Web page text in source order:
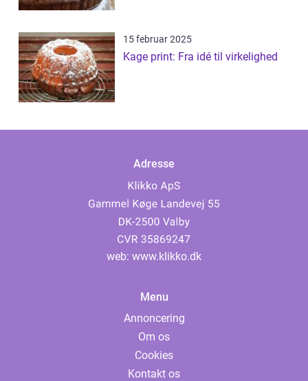
15 februar 2025
Kage print: Fra idé til virkelighed
Adresse
web: www.klikko.dk
Menu
Annoncering
Om os
Cookies
Kontakt os